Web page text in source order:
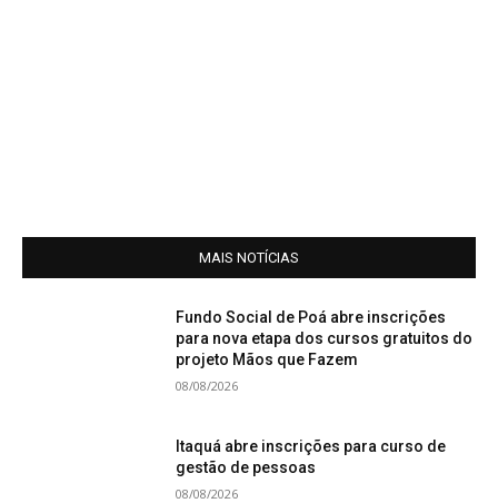
MAIS NOTÍCIAS
Fundo Social de Poá abre inscrições
para nova etapa dos cursos gratuitos do
projeto Mãos que Fazem
08/08/2026
Itaquá abre inscrições para curso de
gestão de pessoas
08/08/2026